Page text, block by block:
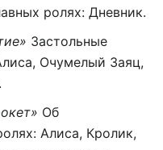
ролях: Дневник.
Застольные
Очумелый Заяц,
Об
Алиса, Кролик,